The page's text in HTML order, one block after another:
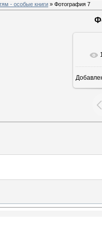
- особые книги » Фотография 7